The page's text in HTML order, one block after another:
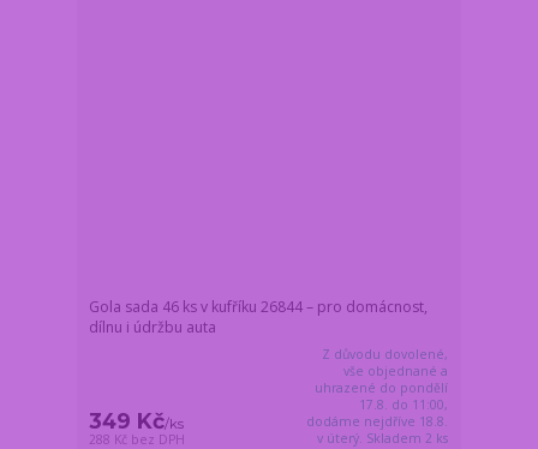
Gola sada 46 ks v kufříku 26844 – pro domácnost,
dílnu i údržbu auta
349 Kč/ks
288 Kč bez DPH
Z důvodu dovolené,
vše objednané a
uhrazené do pondělí
17.8. do 11:00,
dodáme nejdříve 18.8.
v úterý. Skladem 2 ks